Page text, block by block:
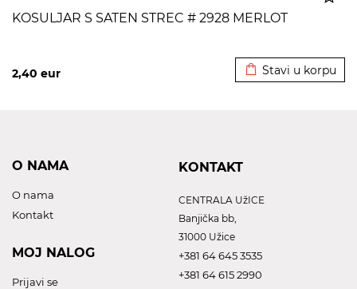
KOSULJAR S SATEN STREC # 2928 MERLOT
2,40 eur Stavi u korpu
O NAMA
O nama
Kontakt
MOJ NALOG
Prijavi se
KONTAKT
CENTRALA UžICE
Banjička bb,
31000 Užice
+381 64 645 3535
+381 64 615 2990